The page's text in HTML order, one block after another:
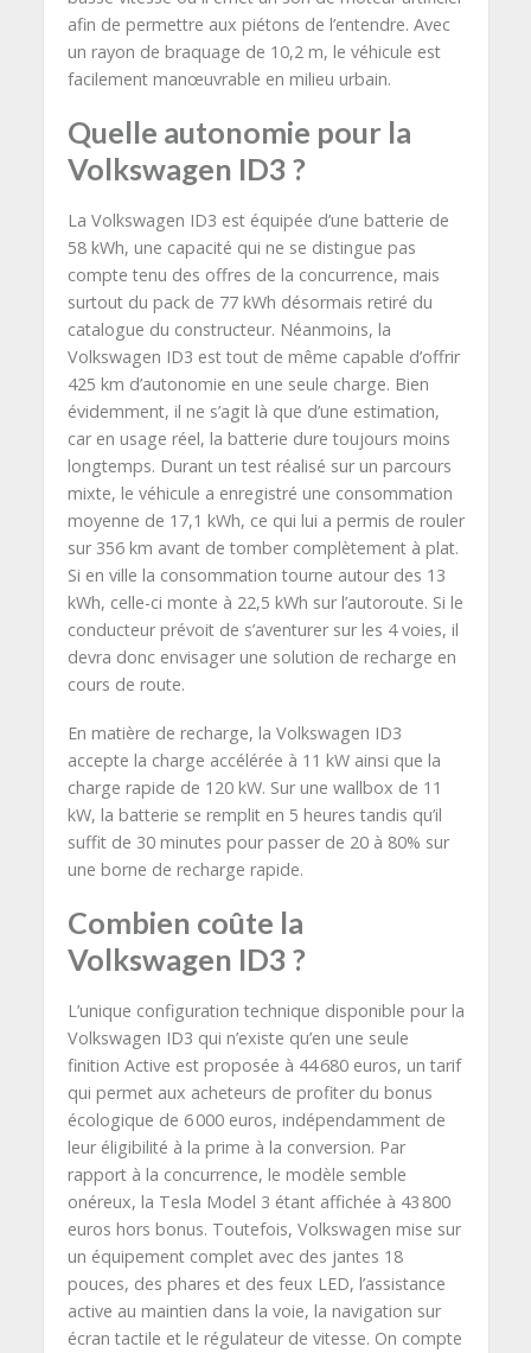
afin de permettre aux piétons de l’entendre. Avec
un rayon de braquage de 10,2 m, le véhicule est
facilement manœuvrable en milieu urbain.
Quelle autonomie pour la
Volkswagen ID3 ?
La Volkswagen ID3 est équipée d’une batterie de
58 kWh, une capacité qui ne se distingue pas
compte tenu des offres de la concurrence, mais
surtout du pack de 77 kWh désormais retiré du
catalogue du constructeur. Néanmoins, la
Volkswagen ID3 est tout de même capable d’offrir
425 km d’autonomie en une seule charge. Bien
évidemment, il ne s’agit là que d’une estimation,
car en usage réel, la batterie dure toujours moins
longtemps. Durant un test réalisé sur un parcours
mixte, le véhicule a enregistré une consommation
moyenne de 17,1 kWh, ce qui lui a permis de rouler
sur 356 km avant de tomber complètement à plat.
Si en ville la consommation tourne autour des 13
kWh, celle-ci monte à 22,5 kWh sur l’autoroute. Si le
conducteur prévoit de s’aventurer sur les 4 voies, il
devra donc envisager une solution de recharge en
cours de route.
En matière de recharge, la Volkswagen ID3
accepte la charge accélérée à 11 kW ainsi que la
charge rapide de 120 kW. Sur une wallbox de 11
kW, la batterie se remplit en 5 heures tandis qu’il
suffit de 30 minutes pour passer de 20 à 80% sur
une borne de recharge rapide.
Combien coûte la
Volkswagen ID3 ?
L’unique configuration technique disponible pour la
Volkswagen ID3 qui n’existe qu’en une seule
finition Active est proposée à 44 680 euros, un tarif
qui permet aux acheteurs de profiter du bonus
écologique de 6 000 euros, indépendamment de
leur éligibilité à la prime à la conversion. Par
rapport à la concurrence, le modèle semble
onéreux, la Tesla Model 3 étant affichée à 43 800
euros hors bonus. Toutefois, Volkswagen mise sur
un équipement complet avec des jantes 18
pouces, des phares et des feux LED, l’assistance
active au maintien dans la voie, la navigation sur
écran tactile et le régulateur de vitesse. On compte